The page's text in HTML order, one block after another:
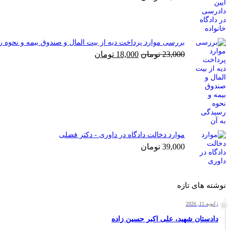
بررسی موارد پرداخت دیه از بیت المال و صندوق بیمه و نحوه
23,000 تومان قیمت
18,000 تومان
موارد دخالت دادگاه در داوری - دکتر فضلی
39,000 تومان
نوشته های تازه
ژانویه 11, 2026
دادستان شهید، علی اکبر حسین زاده